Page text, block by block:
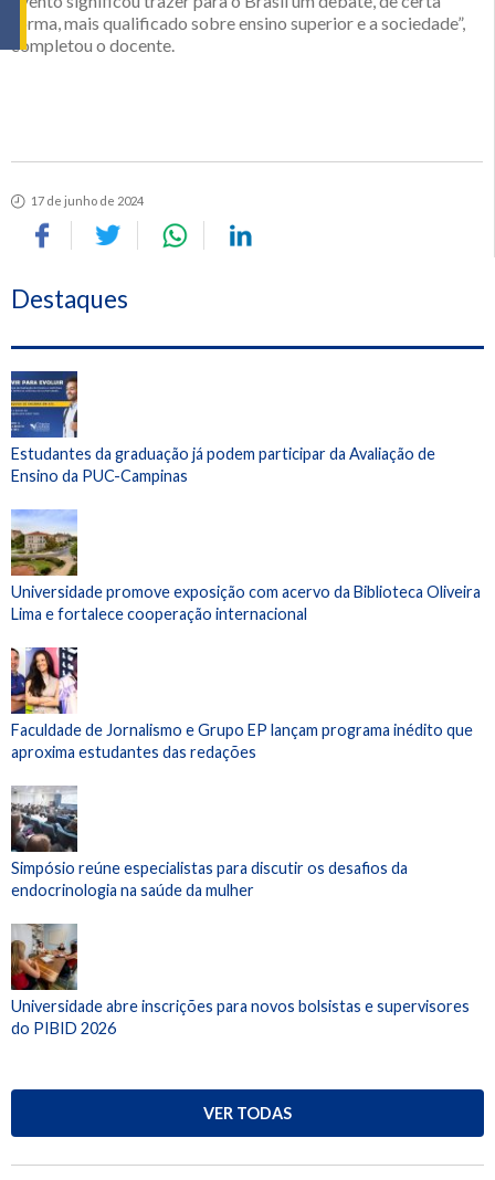
forma, mais qualificado sobre ensino superior e a sociedade”,
completou o docente.
17 de junho de 2024
Destaques
Estudantes da graduação já podem participar da Avaliação de
Ensino da PUC-Campinas
Universidade promove exposição com acervo da Biblioteca Oliveira
Lima e fortalece cooperação internacional
Faculdade de Jornalismo e Grupo EP lançam programa inédito que
aproxima estudantes das redações
Simpósio reúne especialistas para discutir os desafios da
endocrinologia na saúde da mulher
Universidade abre inscrições para novos bolsistas e supervisores
do PIBID 2026
VER TODAS